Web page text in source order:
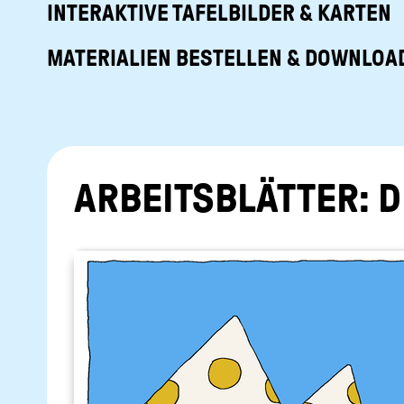
INTERAKTIVE TAFELBILDER & KARTEN
MATERIALIEN BESTELLEN &
AR­BEITS­BLÄT­TER: